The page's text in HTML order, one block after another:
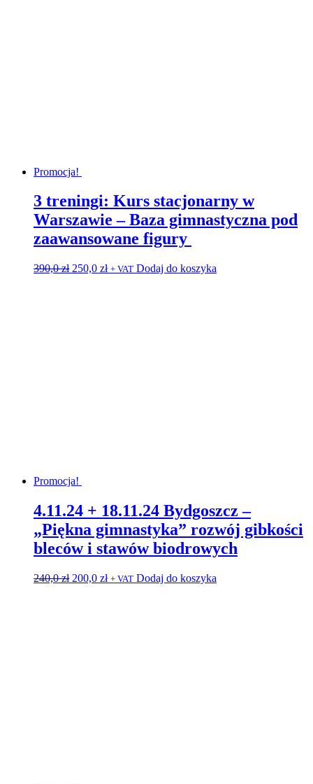
Promocja!
3 treningi: Kurs stacjonarny w
Warszawie – Baza gimnastyczna pod
zaawansowane figury
390,0zł Pierwotna
250,0 złAktualna
+ VAT Dodaj do koszyka
Promocja!
4.11.24 + 18.11.24 Bydgoszcz –
„Piękna gimnastyka” rozwój gibkości
bleców i stawów biodrowych
240,0zł Pierwotna
200,0 złAktualna
+ VAT Dodaj do koszyka